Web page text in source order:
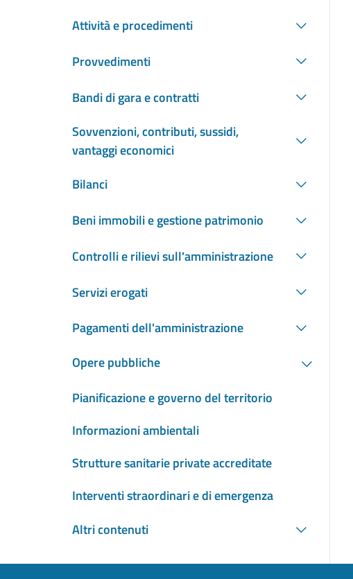
Attività e procedimenti
Provvedimenti
Bandi di gara e contratti
Sovvenzioni, contributi, sussidi,
vantaggi economici
Bilanci
Beni immobili e gestione patrimonio
Controlli e rilievi sull'amministrazione
Servizi erogati
Pagamenti dell'amministrazione
Opere pubbliche
Pianificazione e governo del territorio
Informazioni ambientali
Strutture sanitarie private accreditate
Interventi straordinari e di emergenza
Altri contenuti